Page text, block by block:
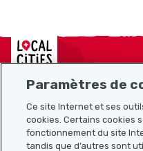
Localcities
Plan du site
Paramètres de
Ce site Internet et ses
cookies. Certains cookies
fonctionnement du site
tandis que d’autres sont